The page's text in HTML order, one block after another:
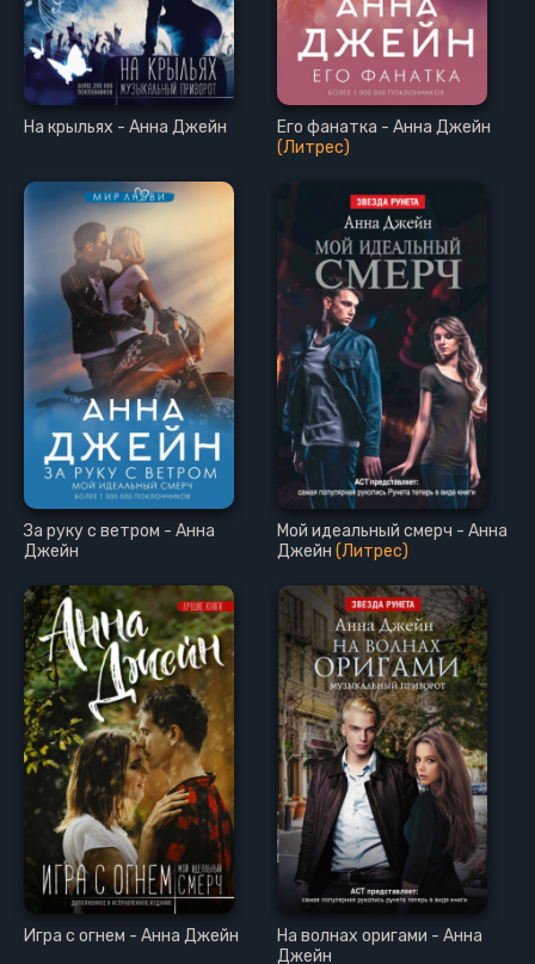
На крыльях - Анна Джейн
Его фанатка - Анна Джейн
(Литрес)
За руку с ветром - Анна
Джейн
Мой идеальный смерч - Анна
Джейн (Литрес)
Игра с огнем - Анна Джейн
На волнах оригами - Анна
Джейн